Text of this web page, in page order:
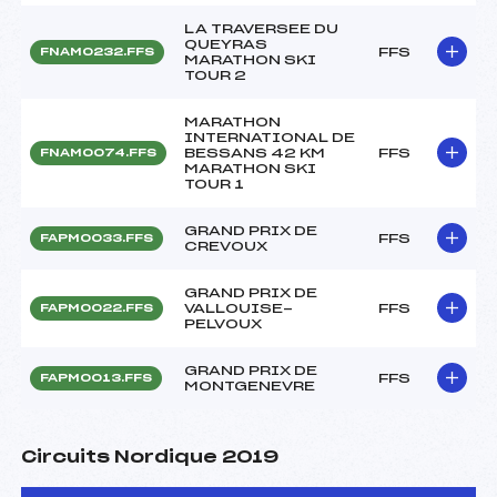
FNAM0232.FFS
LA TRAVERSEE DU
QUEYRAS
MARATHON SKI
TOUR 2
FFS
FNAM0074.FFS
MARATHON
INTERNATIONAL DE
BESSANS 42 KM
MARATHON SKI
TOUR 1
FFS
FAPM0033.FFS
GRAND PRIX DE
CREVOUX
FFS
FAPM0022.FFS
GRAND PRIX DE
VALLOUISE-
PELVOUX
FFS
FAPM0013.FFS
GRAND PRIX DE
MONTGENEVRE
FFS
Circuits Nordique 2019